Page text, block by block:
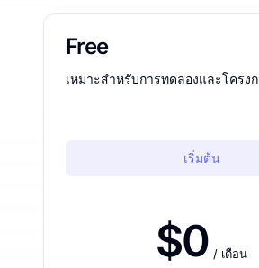
Free
เหมาะสำหรับการทดลองและโครง
เริ่มต้น
$0 / เดือน